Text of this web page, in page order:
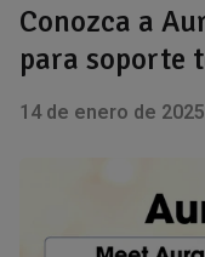
Conozca a
para soporte
14 de enero de 2025